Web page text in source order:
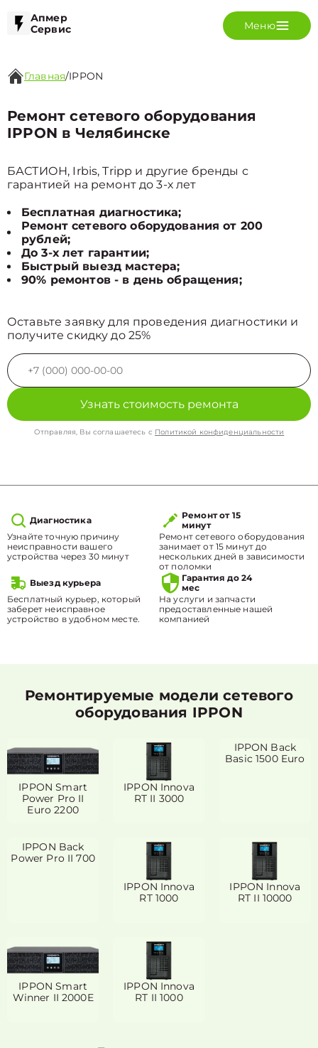
Апмер
Сервис
Меню
Главная/IPPON
Ремонт сетевого оборудования
IPPON в Челябинске
БАСТИОН, Irbis, Tripp и другие бренды с
гарантией на ремонт до 3-х лет
Бесплатная диагностика;
Ремонт сетевого оборудования от 200
рублей;
До 3-х лет гарантии;
Быстрый выезд мастера;
90% ремонтов - в день обращения;
Оставьте заявку для проведения диагностики и
получите скидку до 25%
Узнать стоимость ремонта
Отправляя, Вы соглашаетесь с Политикой конфиденциальности
Диагностика
Узнайте точную причину
неисправности вашего
устройства через 30 минут
Ремонт от 15
минут
Ремонт сетевого оборудования
занимает от 15 минут до
нескольких дней в зависимости
от поломки
Выезд курьера
Бесплатный курьер, который
заберет неисправное
устройство в удобном месте.
Гарантия до 24
мес
На услуги и запчасти
предоставленные нашей
компанией
Ремонтируемые модели сетевого
оборудования IPPON
IPPON Smart
Power Pro II
Euro 2200
IPPON Innova
RT II 3000
IPPON Back
Basic 1500 Euro
IPPON Back
Power Pro II 700
IPPON Innova
RT 1000
IPPON Innova
RT II 10000
IPPON Smart
Winner II 2000E
IPPON Innova
RT II 1000